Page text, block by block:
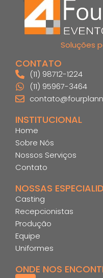
Soluções
CONTATO
(11) 98712-1224
(11) 95967-3464
INSTITUCIONAL
Home
Sobre Nós
Nossos Serviços
Contato
NOSSAS
Casting
Recepcionistas
Produção
Equipe
Uniformes
ONDE NOS